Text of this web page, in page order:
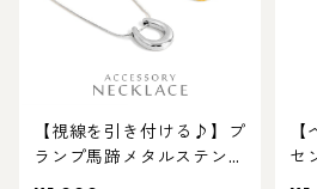
【視線を引き付ける♪】プ
ランプ馬蹄メタルステンレ
セ